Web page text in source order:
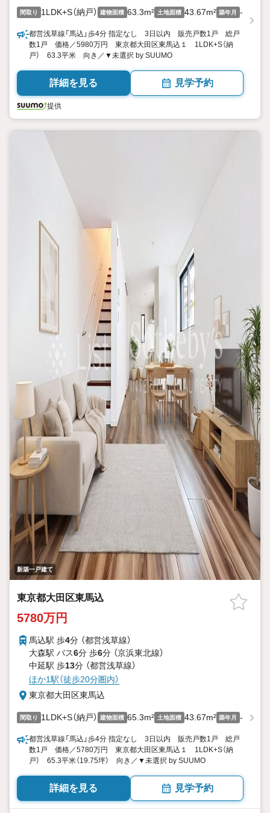
間取り 1LDK+S（納戸） 建物面積 63.3m² 土地面積 43.67m² 築年月 -
都営浅草線「馬込」歩4分 指定なし 3日以内 販売戸数1戸 総戸
数1戸 価格／5980万円 東京都大田区東馬込１ 1LDK+S（納
戸） 63.3平米 向き／▼未選択 by SUUMO
詳細を見る 見学予約
提供
新築一戸建て
東京都大田区東馬込
5780万円
馬込駅 歩4分 （都営浅草線）
大森駅 バス6分 歩6分 （京浜東北線）
中延駅 歩13分 （都営浅草線）
ほか1駅（徒歩20分圏内）
東京都大田区東馬込
間取り 1LDK+S（納戸） 建物面積 65.3m² 土地面積 43.67m² 築年月 -
都営浅草線「馬込」歩4分 指定なし 3日以内 販売戸数1戸 総戸
数1戸 価格／5780万円 東京都大田区東馬込１ 1LDK+S（納
戸） 65.3平米（19.75坪） 向き／▼未選択 by SUUMO
詳細を見る 見学予約